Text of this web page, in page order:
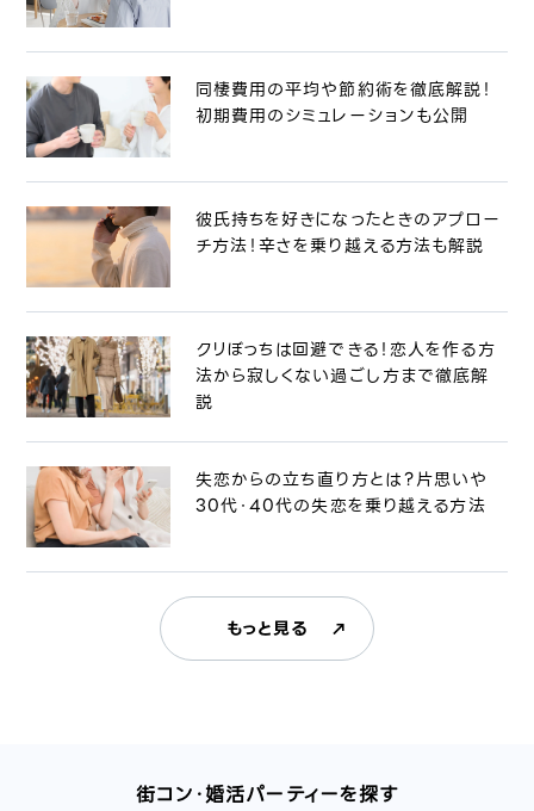
同棲費用の平均や節約術を徹底解説！
初期費用のシミュレーションも公開
彼氏持ちを好きになったときのアプロー
チ方法！辛さを乗り越える方法も解説
クリぼっちは回避できる！恋人を作る方
法から寂しくない過ごし方まで徹底解
説
失恋からの立ち直り方とは？片思いや
30代・40代の失恋を乗り越える方法
もっと見る
街コン・婚活パーティーを探す